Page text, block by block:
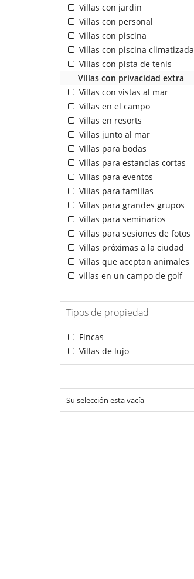
Villas con jardin
Villas con personal
Villas con piscina
Villas con piscina climatizada
Villas con pista de tenis
Villas con privacidad extra
Villas con vistas al mar
Villas en el campo
Villas en resorts
Villas junto al mar
Villas para bodas
Villas para estancias cortas
Villas para eventos
Villas para familias
Villas para grandes grupos
Villas para seminarios
Villas para sesiones de fotos
Villas próximas a la ciudad
Villas que aceptan animales
villas en un campo de golf
Tipos de propiedad
Fincas
Villas de lujo
Su selección esta vacía